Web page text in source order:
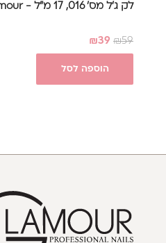
לק ג'ל מס' 016, 17 מ"ל - Glamour
₪59
₪39
הוספה לסל